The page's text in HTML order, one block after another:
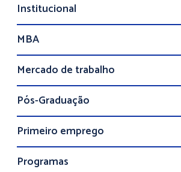
Institucional
MBA
Mercado de trabalho
Pós-Graduação
Primeiro emprego
Programas